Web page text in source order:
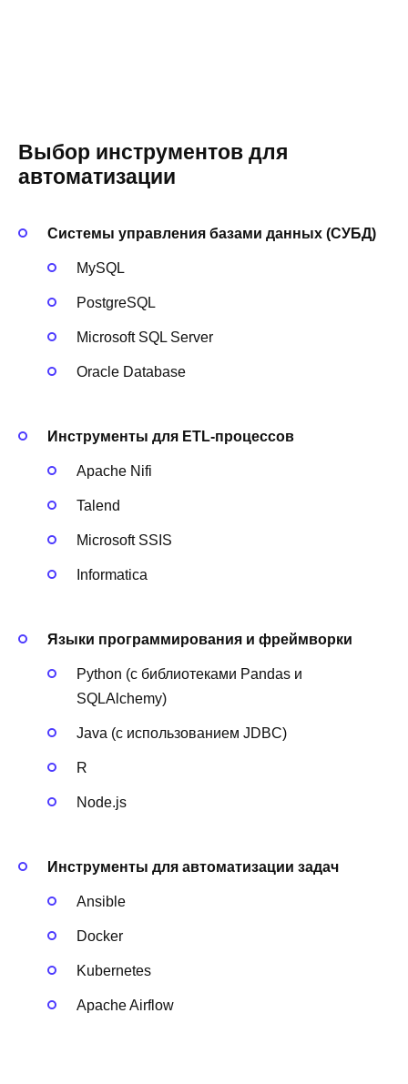
Выбор инструментов для
автоматизации
Системы управления базами данных (СУБД)
MySQL
PostgreSQL
Microsoft SQL Server
Oracle Database
Инструменты для ETL-процессов
Apache Nifi
Talend
Microsoft SSIS
Informatica
Языки программирования и фреймворки
Python (с библиотеками Pandas и
SQLAlchemy)
Java (с использованием JDBC)
R
Node.js
Инструменты для автоматизации задач
Ansible
Docker
Kubernetes
Apache Airflow